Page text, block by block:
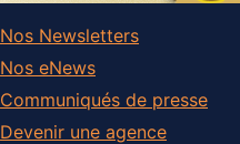
Nos Newsletters
Nos eNews
Communiqués de presse
Devenir une agence